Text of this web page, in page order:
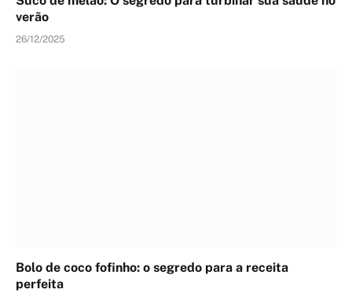
verão
26/12/2025
Bolo de coco fofinho: o segredo para a receita
perfeita